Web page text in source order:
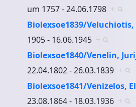
um 1757 - 24.06.1798 +
Biolexsoe1839/Veluchiotis,
1905 - 16.06.1945 +
Biolexsoe1840/Venelin,
22.04.1802 - 26.03.1839 +
Biolexsoe1841/Venizelos,
23.08.1864 - 18.03.1936 +